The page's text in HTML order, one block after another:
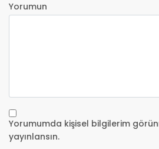
Yorumun
Yorumumda kişisel bilgilerim
yayınlansın.